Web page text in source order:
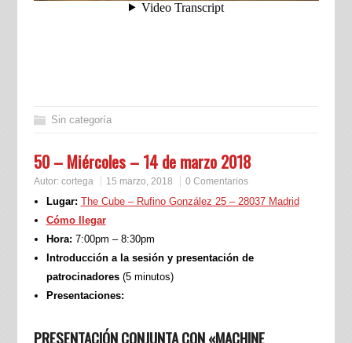
Sin categoría
50 – Miércoles – 14 de marzo 2018
Autor: cortega 15 marzo, 2018 0 Comentarios
Lugar: The Cube – Rufino González 25 – 28037 Madrid
Cómo llegar
Hora: 7:00pm – 8:30pm
Introducción a la sesión y presentación de
patrocinadores(5 minutos)
Presentaciones:
PRESENTACIÓN CONJUNTA CON «MACHINE